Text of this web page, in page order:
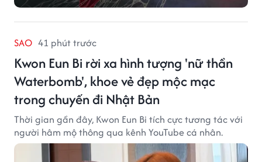
SAO 41 phút trước
Kwon Eun Bi rời xa hình tượng 'nữ thần
Waterbomb', khoe vẻ đẹp mộc mạc
trong chuyến đi Nhật Bản
Thời gian gần đây, Kwon Eun Bi tích cực tương tác với
người hâm mộ thông qua kênh YouTube cá nhân.